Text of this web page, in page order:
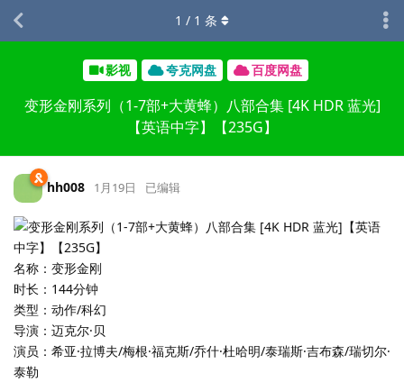
影视 夸克网盘 百度网盘
变形金刚系列（1-7部+大黄蜂）八部合集 [4K HDR 蓝光]
【英语中字】【235G】
1 / 1 条
hh008 1月19日 已编辑
名称：变形金刚
时长：144分钟
类型：动作/科幻
导演：迈克尔·贝
演员：希亚·拉博夫/梅根·福克斯/乔什·杜哈明/泰瑞斯·吉布森/瑞切尔·
泰勒